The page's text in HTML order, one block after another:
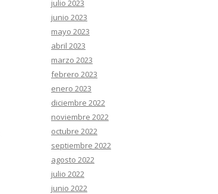
julio 2023
junio 2023
mayo 2023
abril 2023
marzo 2023
febrero 2023
enero 2023
diciembre 2022
noviembre 2022
octubre 2022
septiembre 2022
agosto 2022
julio 2022
junio 2022